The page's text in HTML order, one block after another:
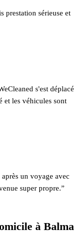
prestation sérieuse et
s'est déplacé
et les véhicules sont
un voyage avec
super propre.”
à Balma